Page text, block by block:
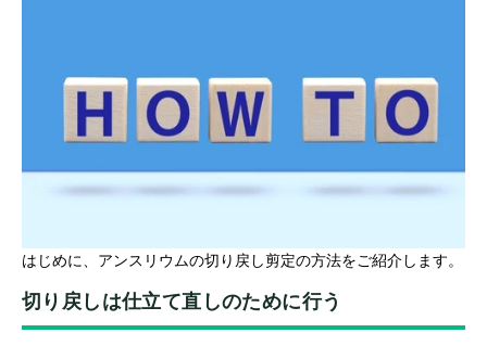
はじめに、アンスリウムの切り戻し剪定の方法をご紹介します。
切り戻しは仕立て直しのために行う